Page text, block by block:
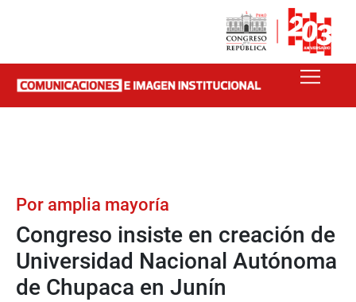
Por amplia mayoría
Congreso insiste en creación de
Universidad Nacional Autónoma
de Chupaca en Junín